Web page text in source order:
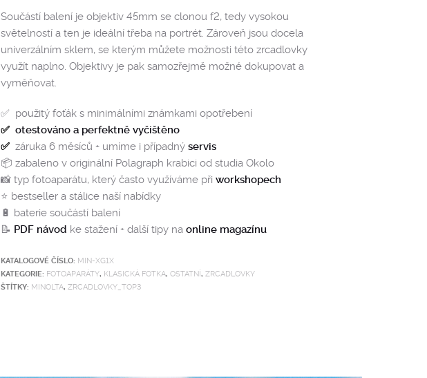
Součástí balení je objektiv 45mm se clonou f2, tedy vysokou
světelností a ten je ideální třeba na portrét. Zároveň jsou docela
univerzálním sklem, se kterým můžete možnosti této zrcadlovky
využít naplno. Objektivy je pak samozřejmě možné dokupovat a
vyměňovat.
✅ použitý foťák s minimálními známkami opotřebení
✅ otestováno a perfektně vyčištěno
✅ záruka 6 měsíců + umíme i případný servis
📦 zabaleno v originální Polagraph krabici od studia Okolo
📸 typ fotoaparátu, který často využíváme při workshopech
⭐️ bestseller a stálice naší nabídky
🔋 baterie součástí balení
📝 PDF návod ke stažení + další tipy na online magazínu
KATALOGOVÉ ČÍSLO: MIN-XG1X
KATEGORIE: FOTOAPARÁTY, KLASICKÁ FOTKA, OSTATNÍ, ZRCADLOVKY
ŠTÍTKY: MINOLTA, ZRCADLOVKY_TOP3